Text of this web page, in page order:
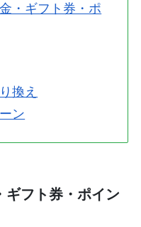
・ギフト券・ポ
換え
ン
ギフト券・ポイン